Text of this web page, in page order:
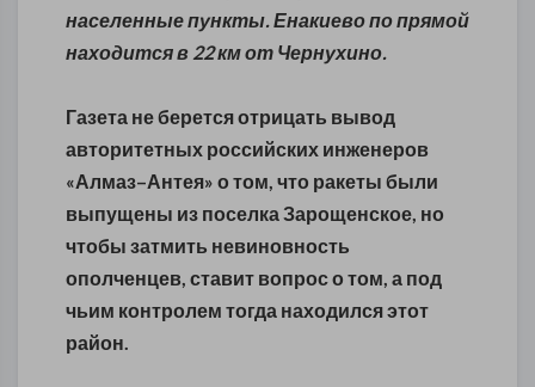
населенные пункты. Енакиево по прямой
находится в 22 км от Чернухино.
Газета не берется отрицать вывод
авторитетных российских инженеров
«Алмаз–Антея» о том, что ракеты были
выпущены из поселка Зарощенское, но
чтобы затмить невиновность
ополченцев, ставит вопрос о том, а под
чьим контролем тогда находился этот
район.